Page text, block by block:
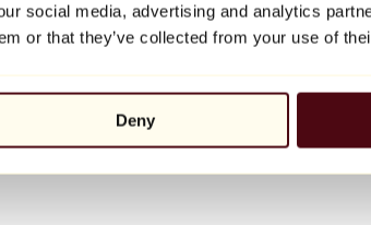
social media, advertising and analytics
or that they’ve collected from your use of
Deny